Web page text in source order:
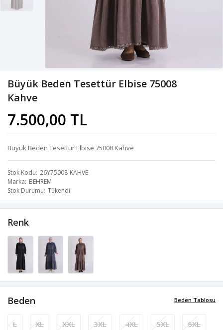
Büyük Beden Tesettür Elbise 75008
Kahve
7.500,00 TL
Büyük Beden Tesettür Elbise 75008 Kahve
Stok Kodu 26Y75008-KAHVE
Marka BEHREM
Stok Durumu Tükendi
Renk
Beden Tablosu
Beden
L XL XXL 3XL 4XL 5XL 6XL